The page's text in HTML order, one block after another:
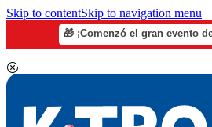
Skip to contentSkip to navigation menu
🎁 ¡Comenzó el gran evento